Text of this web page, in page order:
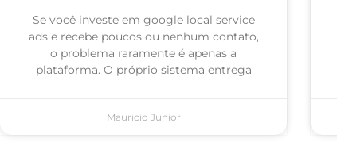
Se você investe em google local service
ads e recebe poucos ou nenhum contato,
o problema raramente é apenas a
plataforma. O próprio sistema entrega
Mauricio Junior